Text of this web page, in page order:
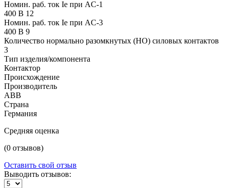
Номин. раб. ток Ie при AC-1
400 В 12
Номин. раб. ток Ie при AC-3
400 В 9
Количество нормально разомкнутых (НО) силовых контактов
3
Тип изделия/компонента
Контактор
Происхождение
Производитель
ABB
Страна
Германия
Средняя оценка
(0 отзывов)
Оставить свой отзыв
Выводить отзывов: